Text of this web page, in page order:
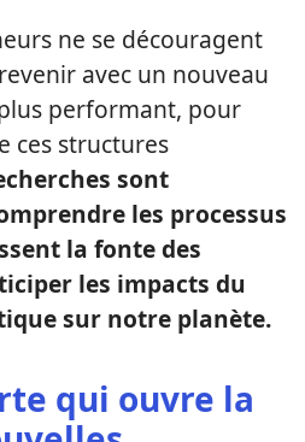
ne se découragent
avec un nouveau
performant, pour
ces structures
sont
les processus
la fonte des
les impacts du
sur notre planète.
qui ouvre la